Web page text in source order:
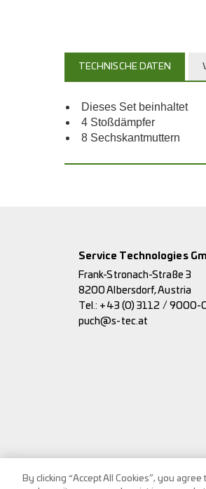
TECHNISCHE DATEN
Dieses Set beinhaltet
4 Stoßdämpfer
8 Sechskantmuttern
Service Technologies
Frank-Stronach-Straße 3
8200 Albersdorf, Austria
Tel.: +43 (0) 3112 / 9000-
puch@s-tec.at
By clicking “Accept All Cookies”, you